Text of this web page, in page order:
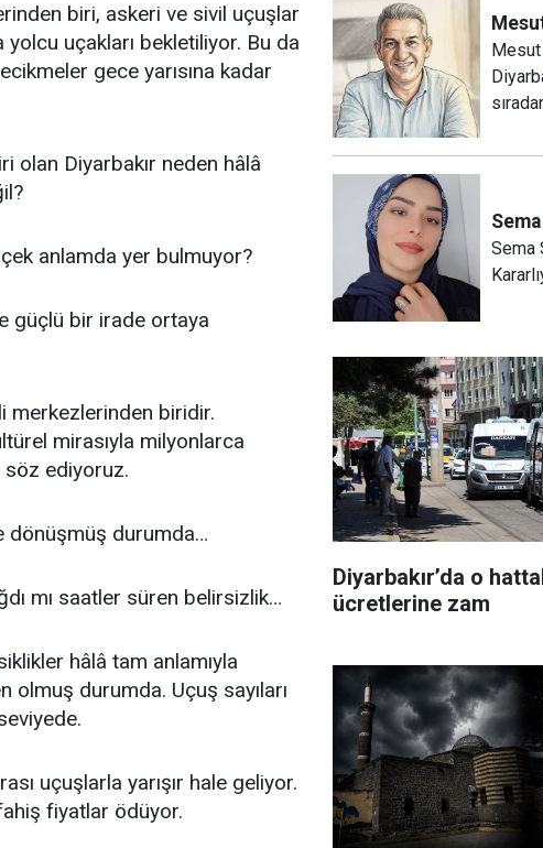
biri, askeri ve sivil uçuşlar
yolcu uçakları bekletiliyor. Bu da
gece yarısına kadar
olan Diyarbakır neden hâlâ
anlamda yer bulmuyor?
güçlü bir irade ortaya
merkezlerinden biridir.
mirasıyla milyonlarca
söz ediyoruz.
dönüşmüş durumda…
mı saatler süren belirsizlik…
hâlâ tam anlamıyla
olmuş durumda. Uçuş sayıları
uçuşlarla yarışır hale geliyor.
fiyatlar ödüyor.
Sema
Sema
Diyarbakır’da o
ücretlerine zam